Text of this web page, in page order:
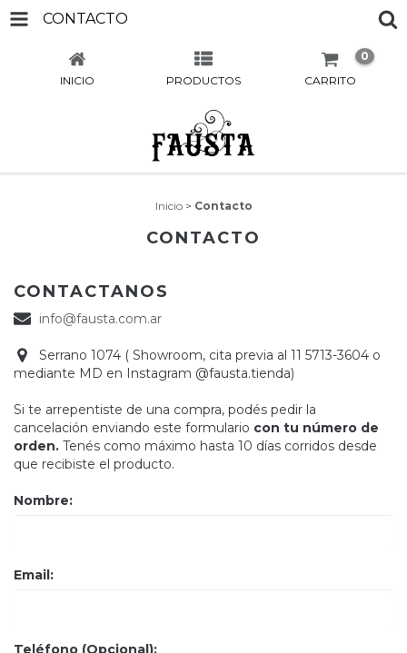
CONTACTO
INICIO PRODUCTOS CARRITO
0
Inicio > Contacto
CONTACTO
CONTACTANOS
info@fausta.com.ar
Serrano 1074 ( Showroom, cita previa al 11 5713-3604 o
mediante MD en Instagram @fausta.tienda)
Si te arrepentiste de una compra, podés pedir la
cancelación enviando este formulario con tu número de
orden. Tenés como máximo hasta 10 días corridos desde
que recibiste el producto.
Nombre:
Email:
Teléfono (Opcional):